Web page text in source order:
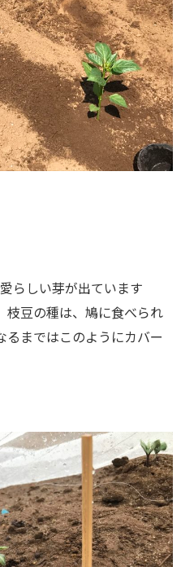
らしい芽が出ています
枝豆の種は、鳩に食べられ
るまではこのようにカバー